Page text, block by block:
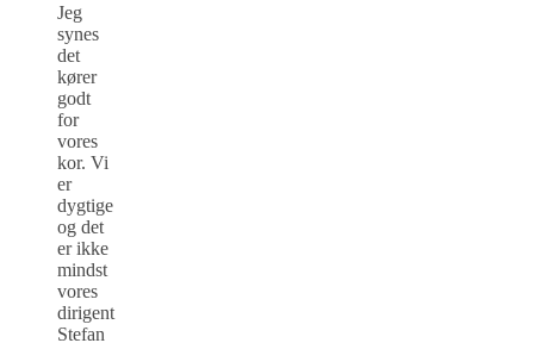
Jeg
synes
det
kører
godt
for
vores
kor. Vi
er
dygtige
og det
er ikke
mindst
vores
dirigent
Stefan